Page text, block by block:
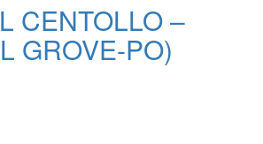
CENTOLLO –
GROVE-PO)